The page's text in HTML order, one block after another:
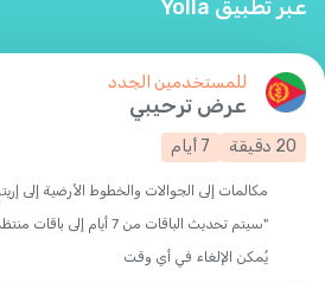
عبر تطبيق Yolla
للمستخدمين الجدد
عرض ترحيبي
20 دقيقة 7 أيام
مكالمات إلى الجوالات والخطوط الأرضية إلى
"سيتم تحديث الباقات من 7 أيام إلى باقات منتظمة مدتها 30 يومًا "
يُمكن الإلغاء في أي وقت